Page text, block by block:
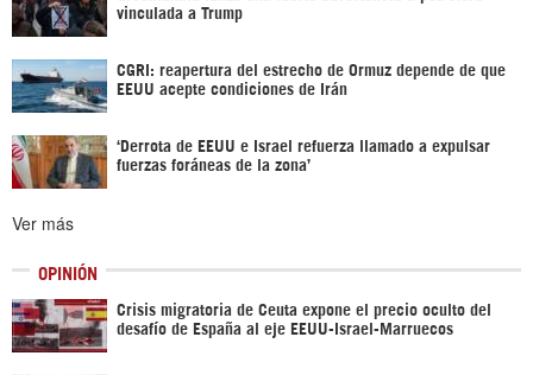
vinculada a Trump
CGRI: reapertura del estrecho de Ormuz depende de que
EEUU acepte condiciones de Irán
‘Derrota de EEUU e Israel refuerza llamado a expulsar
fuerzas foráneas de la zona’
Ver más
OPINIÓN
Crisis migratoria de Ceuta expone el precio oculto del
desafío de España al eje EEUU-Israel-Marruecos